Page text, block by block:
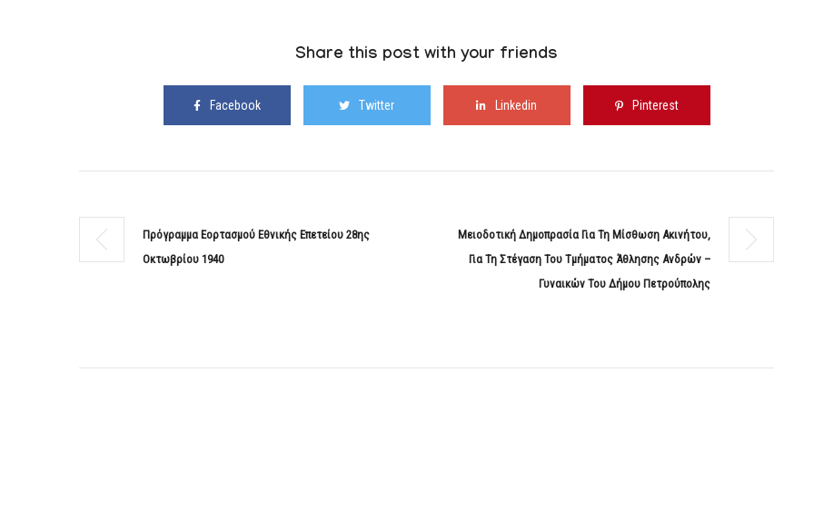
Share this post with your friends
Facebook Twitter Linkedin Pinterest
Πρόγραμμα Εορτασμού Εθνικής Επετείου 28ης
Οκτωβρίου 1940
Μειοδοτική Δημοπρασία Για Τη Μίσθωση Ακινήτου,
Για Τη Στέγαση Του Τμήματος Άθλησης Ανδρών –
Γυναικών Του Δήμου Πετρούπολης